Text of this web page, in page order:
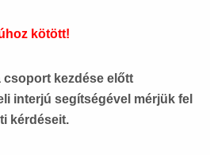
kötött!
csoport kezdése előtt
interjú segítségével mérjük fel
kérdéseit.